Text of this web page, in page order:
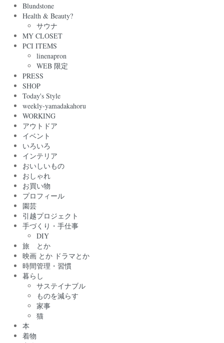
Blundstone
Health & Beauty?
サウナ
MY CLOSET
PCI ITEMS
linenapron
WEB 限定
PRESS
SHOP
Today's Style
weekly-yamadakahoru
WORKING
アウトドア
イベント
いろいろ
インテリア
おいしいもの
おしゃれ
お買い物
プロフィール
園芸
引越プロジェクト
手づくり・手仕事
DIY
旅 とか
映画 とか ドラマとか
時間管理・習慣
暮らし
サステイナブル
ものを減らす
家事
猫
本
着物